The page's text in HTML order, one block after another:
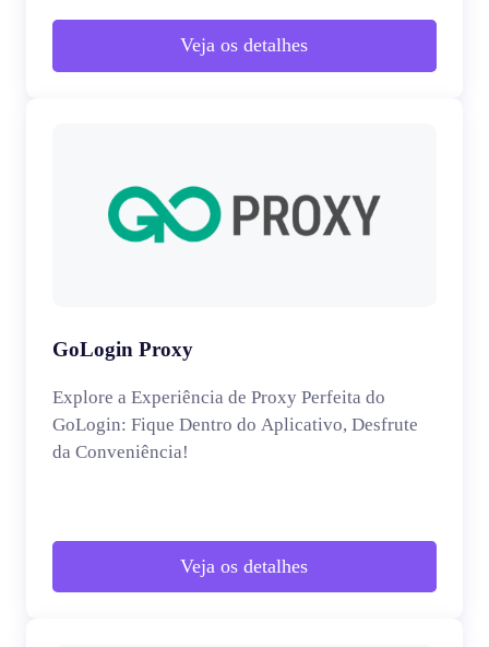
Veja os detalhes
GoLogin Proxy
Explore a Experiência de Proxy Perfeita do
GoLogin: Fique Dentro do Aplicativo, Desfrute
da Conveniência!
Veja os detalhes